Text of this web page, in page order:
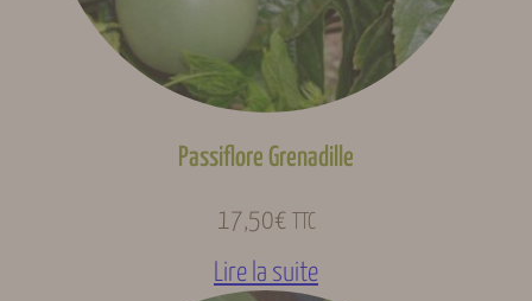
Passiflore Grenadille
17,50€ TTC
Lire la suite